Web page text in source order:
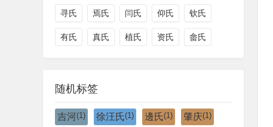
寻氏 焉氏 闫氏 仰氏 钦氏
有氏 真氏 植氏 资氏 畲氏
随机标签
吉河(1) 徐汪氏(1) 邊氏(1) 肇庆(1)